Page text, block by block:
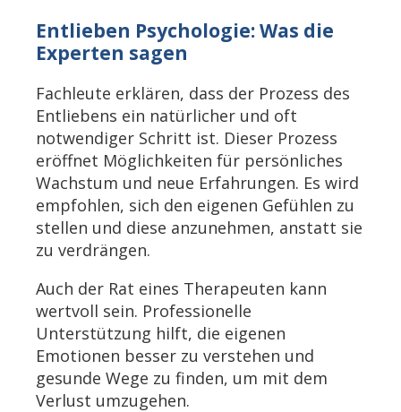
Entlieben Psychologie: Was die
Experten sagen
Fachleute erklären, dass der Prozess des
Entliebens ein natürlicher und oft
notwendiger Schritt ist. Dieser Prozess
eröffnet Möglichkeiten für persönliches
Wachstum und neue Erfahrungen. Es wird
empfohlen, sich den eigenen Gefühlen zu
stellen und diese anzunehmen, anstatt sie
zu verdrängen.
Auch der Rat eines Therapeuten kann
wertvoll sein. Professionelle
Unterstützung hilft, die eigenen
Emotionen besser zu verstehen und
gesunde Wege zu finden, um mit dem
Verlust umzugehen.